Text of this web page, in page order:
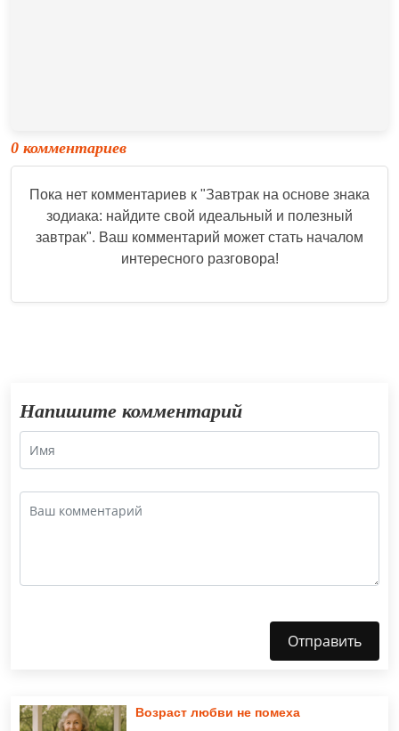
0 комментариев
Пока нет комментариев к "Завтрак на основе знака
зодиака: найдите свой идеальный и полезный
завтрак". Ваш комментарий может стать началом
интересного разговора!
Напишите комментарий
Отправить
Возраст любви не помеха